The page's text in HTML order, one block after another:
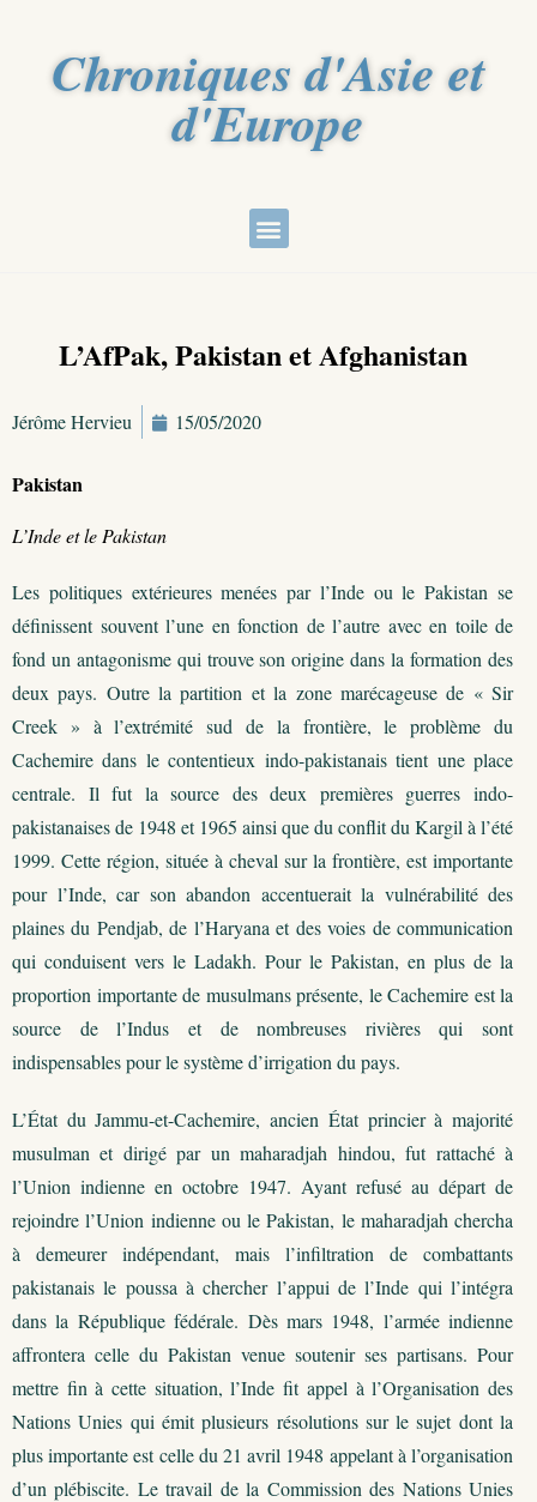
Chroniques d'Asie et
d'Europe
L’AfPak, Pakistan et Afghanistan
Jérôme Hervieu 15/05/2020
Pakistan
L’Inde et le Pakistan
Les politiques extérieures menées par l’Inde ou le Pakistan se
définissent souvent l’une en fonction de l’autre avec en toile de
fond un antagonisme qui trouve son origine dans la formation des
deux pays. Outre la partition et la zone marécageuse de « Sir
Creek » à l’extrémité sud de la frontière, le problème du
Cachemire dans le contentieux indo-pakistanais tient une place
centrale. Il fut la source des deux premières guerres indo-
pakistanaises de 1948 et 1965 ainsi que du conflit du Kargil à l’été
1999. Cette région, située à cheval sur la frontière, est importante
pour l’Inde, car son abandon accentuerait la vulnérabilité des
plaines du Pendjab, de l’Haryana et des voies de communication
qui conduisent vers le Ladakh. Pour le Pakistan, en plus de la
proportion importante de musulmans présente, le Cachemire est la
source de l’Indus et de nombreuses rivières qui sont
indispensables pour le système d’irrigation du pays.
L’État du Jammu-et-Cachemire, ancien État princier à majorité
musulman et dirigé par un maharadjah hindou, fut rattaché à
l’Union indienne en octobre 1947. Ayant refusé au départ de
rejoindre l’Union indienne ou le Pakistan, le maharadjah chercha
à demeurer indépendant, mais l’infiltration de combattants
pakistanais le poussa à chercher l’appui de l’Inde qui l’intégra
dans la République fédérale. Dès mars 1948, l’armée indienne
affrontera celle du Pakistan venue soutenir ses partisans. Pour
mettre fin à cette situation, l’Inde fit appel à l’Organisation des
Nations Unies qui émit plusieurs résolutions sur le sujet dont la
plus importante est celle du 21 avril 1948 appelant à l’organisation
d’un plébiscite. Le travail de la Commission des Nations Unies